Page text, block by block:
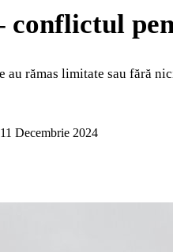
conflictul
rămas limitate sau fără
Decembrie 2024